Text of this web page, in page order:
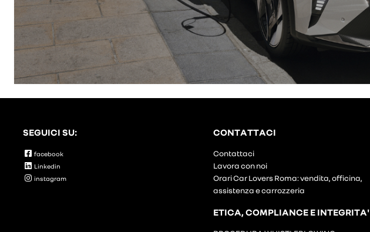
SEGUICI SU:
facebook
Linkedin
instagram
CONTATTACI
Contattaci
Lavora con noi
Orari Car Lovers Roma: vendita, officina,
assistenza e carrozzeria
ETICA, COMPLIANCE E INTEGRITA'